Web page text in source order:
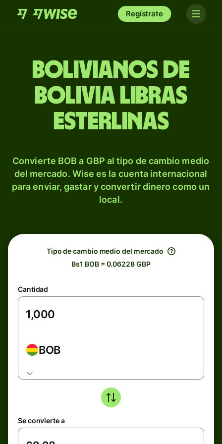
Regístrate
Bolivianos de
Bolivia libras
esterlinas
Convierte BOB a GBP al tipo de cambio medio
del mercado. Wise es la cuenta internacional
para enviar, gastar y convertir dinero como un
local.
Tipo de cambio medio del mercado
Bs1 BOB = 0.06228 GBP
Cantidad
BOB
Se convierte a